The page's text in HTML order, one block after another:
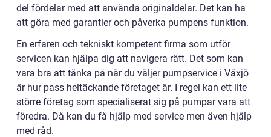
del fördelar med att använda originaldelar. Det kan ha
att göra med garantier och påverka pumpens funktion.
En erfaren och tekniskt kompetent firma som utför
servicen kan hjälpa dig att navigera rätt. Det som kan
vara bra att tänka på när du väljer pumpservice i Växjö
är hur pass heltäckande företaget är. I regel kan ett lite
större företag som specialiserat sig på pumpar vara att
föredra. Då kan du få hjälp med service men även hjälp
med råd.